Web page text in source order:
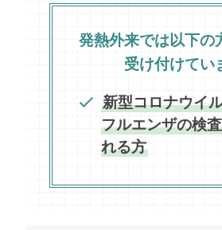
発熱外来では以下の
受け付けてい
新型コロナウイ
フルエンザの検
れる方